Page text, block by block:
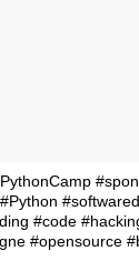
#code
#opensource